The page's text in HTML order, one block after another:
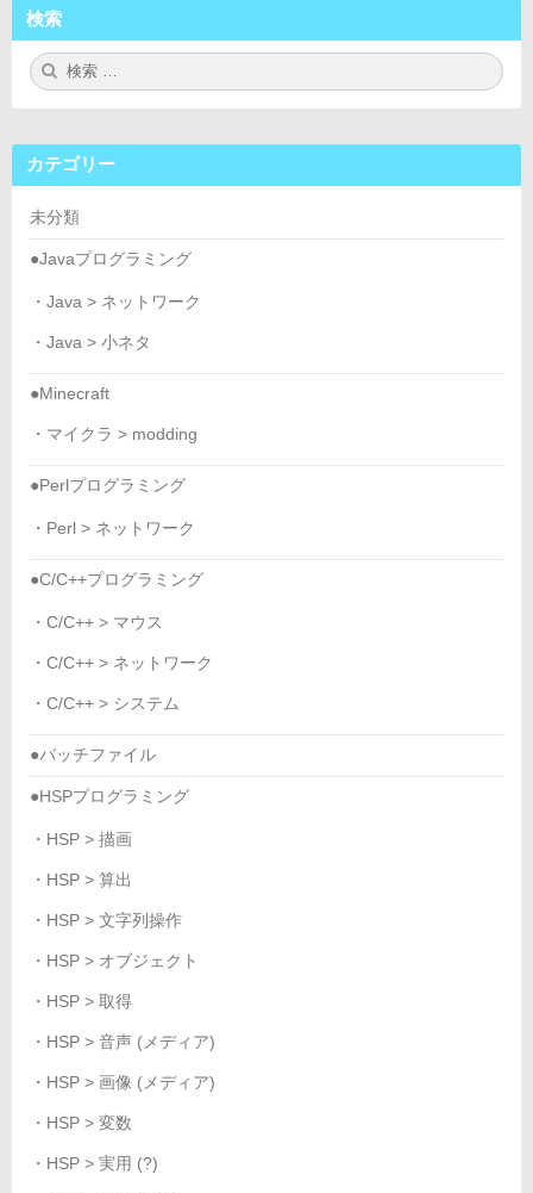
検索
検
索:
カテゴリー
未分類
●Javaプログラミング
・Java > ネットワーク
・Java > 小ネタ
●Minecraft
・マイクラ > modding
●Perlプログラミング
・Perl > ネットワーク
●C/C++プログラミング
・C/C++ > マウス
・C/C++ > ネットワーク
・C/C++ > システム
●バッチファイル
●HSPプログラミング
・HSP > 描画
・HSP > 算出
・HSP > 文字列操作
・HSP > オブジェクト
・HSP > 取得
・HSP > 音声 (メディア)
・HSP > 画像 (メディア)
・HSP > 変数
・HSP > 実用 (?)